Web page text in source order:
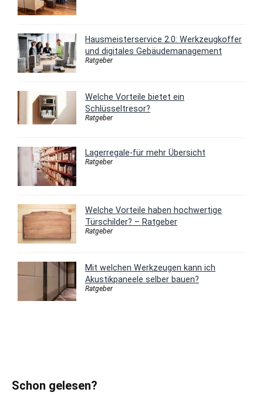
Hausmeisterservice 2.0: Werkzeugkoffer
und digitales Gebäudemanagement
Ratgeber
Welche Vorteile bietet ein
Schlüsseltresor?
Ratgeber
Lagerregale-für mehr Übersicht
Ratgeber
Welche Vorteile haben hochwertige
Türschilder? – Ratgeber
Ratgeber
Mit welchen Werkzeugen kann ich
Akustikpaneele selber bauen?
Ratgeber
Schon gelesen?